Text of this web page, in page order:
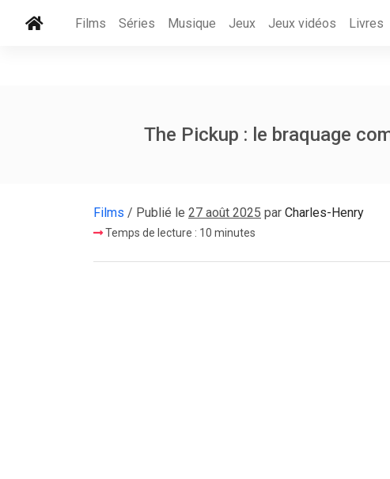
Films Séries Musique Jeux Jeux vidéos Livres
The Pickup : le braquage
Films / Publié le 27 août 2025 par Charles-Henry
Temps de lecture : 10 minutes